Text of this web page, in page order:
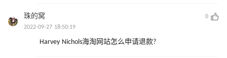
珠的窝
0
2022-09-27 18:50:19
Harvey Nichols海淘网站怎么申请退款?